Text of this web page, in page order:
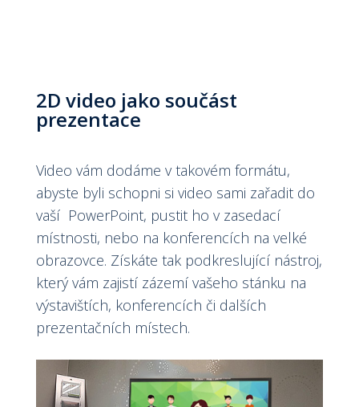
2D video jako součást
prezentace
Video vám dodáme v takovém formátu,
abyste byli schopni si video sami zařadit do
vaší PowerPoint, pustit ho v zasedací
místnosti, nebo na konferencích na velké
obrazovce. Získáte tak podkreslující nástroj,
který vám zajistí zázemí vašeho stánku na
výstavištích, konferencích či dalších
prezentačních místech.